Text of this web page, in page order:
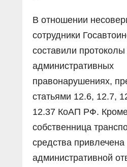
В отношении
сотрудники
составили протоколы
административных
правонарушениях,
статьями 12.6, 12.7,
12.37 КоАП РФ. Кроме
собственница
средства привлечена
административной